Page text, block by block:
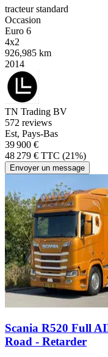
tracteur standard
Occasion
Euro 6
4x2
926,985 km
2014
TN Trading BV
572 reviews
Est, Pays-Bas
39 900 €
48 279 € TTC (21%)
Envoyer un message
Scania R520 Full
Road - Retarder